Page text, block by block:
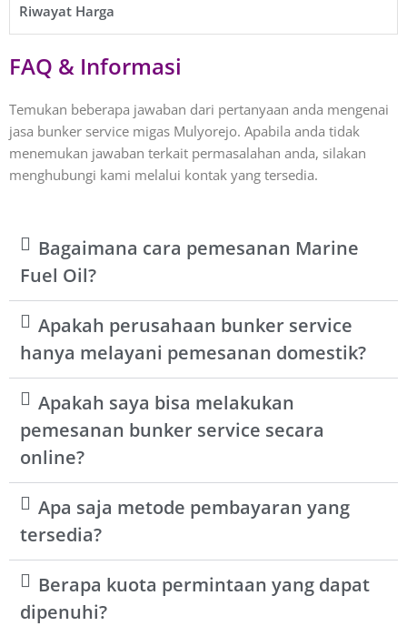
Riwayat Harga​
FAQ & Informasi
Temukan beberapa jawaban dari pertanyaan anda mengenai
jasa bunker service migas Mulyorejo. Apabila anda tidak
menemukan jawaban terkait permasalahan anda, silakan
menghubungi kami melalui kontak yang tersedia.
Bagaimana cara pemesanan Marine
Fuel Oil?
Apakah perusahaan bunker service
hanya melayani pemesanan domestik?
Apakah saya bisa melakukan
pemesanan bunker service secara
online?
Apa saja metode pembayaran yang
tersedia?
Berapa kuota permintaan yang dapat
dipenuhi?